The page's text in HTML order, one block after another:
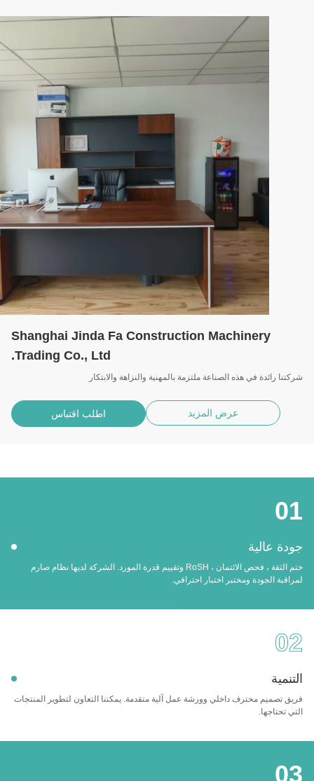
Shanghai Jinda Fa Construction Machinery
Trading Co., Ltd.
رائدة في هذه الصناعة ملتزمة بالمهنية والنزاهة والابتكار
عرض المزيد اطلب اقتباس
عالية
ختم الثقة ، فحص الائتمان ، RoSH وتقييم قدرة المورد. الشركة لديها نظام صارم
الجودة ومختبر اختبار احترافي.
تصميم محترف داخلي وورشة عمل آلية متقدمة. يمكننا التعاون لتطوير المنتجات
تحتاجها.